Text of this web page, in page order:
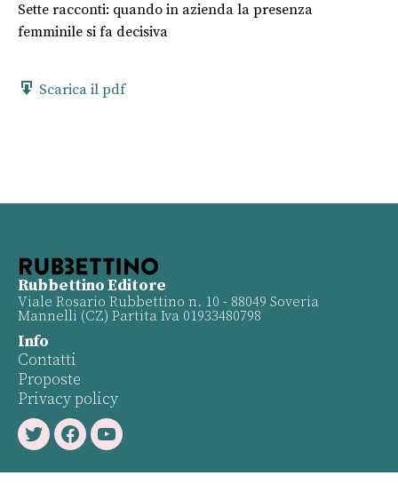
Sette racconti: quando in azienda la presenza
femminile si fa decisiva
Scarica il pdf
Rubbettino Editore
Viale Rosario Rubbettino n. 10 - 88049 Soveria
Mannelli (CZ) Partita Iva 01933480798
Info
Contatti
Proposte
Privacy policy
TwitterFacebookYoutube